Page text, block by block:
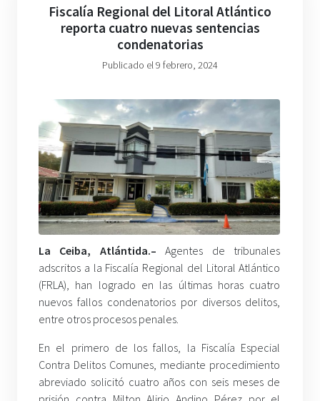
Fiscalía Regional del Litoral Atlántico
reporta cuatro nuevas sentencias
condenatorias
Publicado el 9 febrero, 2024
La Ceiba, Atlántida.– Agentes de tribunales
adscritos a la Fiscalía Regional del Litoral Atlántico
(FRLA), han logrado en las últimas horas cuatro
nuevos fallos condenatorios por diversos delitos,
entre otros procesos penales.
En el primero de los fallos, la Fiscalía Especial
Contra Delitos Comunes, mediante procedimiento
abreviado solicitó cuatro años con seis meses de